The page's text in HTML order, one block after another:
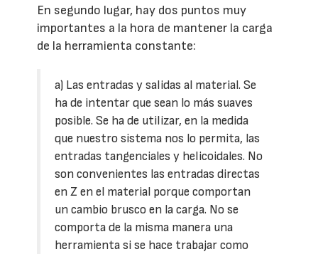
En segundo lugar, hay dos puntos muy
importantes a la hora de mantener la carga
de la herramienta constante:
a) Las entradas y salidas al material. Se
ha de intentar que sean lo más suaves
posible. Se ha de utilizar, en la medida
que nuestro sistema nos lo permita, las
entradas tangenciales y helicoidales. No
son convenientes las entradas directas
en Z en el material porque comportan
un cambio brusco en la carga. No se
comporta de la misma manera una
herramienta si se hace trabajar como